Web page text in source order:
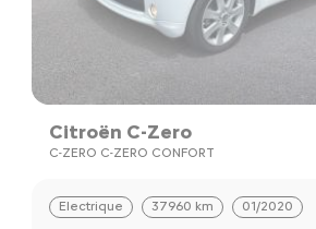
Citroën C-Zero
C-ZERO C-ZERO CONFORT
Electrique 37960 km 01/2020